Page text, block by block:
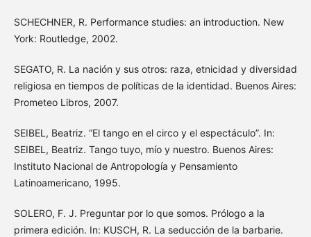
SCHECHNER, R. Performance studies: an introduction. New
York: Routledge, 2002.
SEGATO, R. La nación y sus otros: raza, etnicidad y diversidad
religiosa en tiempos de políticas de la identidad. Buenos Aires:
Prometeo Libros, 2007.
SEIBEL, Beatriz. “El tango en el circo y el espectáculo”. In:
SEIBEL, Beatriz. Tango tuyo, mío y nuestro. Buenos Aires:
Instituto Nacional de Antropología y Pensamiento
Latinoamericano, 1995.
SOLERO, F. J. Preguntar por lo que somos. Prólogo a la
primera edición. In: KUSCH, R. La seducción de la barbarie.